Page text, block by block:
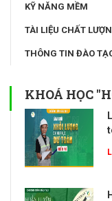
KỸ NĂNG MỀM
TÀI LIỆU CHẤT
THÔNG TIN ĐÀO
KHOÁ HỌC